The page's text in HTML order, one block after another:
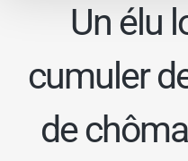
Un élu
cumuler
de